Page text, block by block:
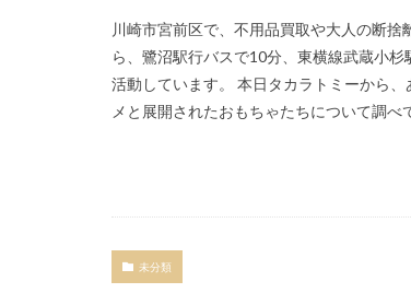
川崎市宮前区で、不用品買取や大人の断
ら、鷺沼駅行バスで10分、東横線武蔵小
活動しています。 本日タカラトミーから
メと展開されたおもちゃたちについて調べ
未分類